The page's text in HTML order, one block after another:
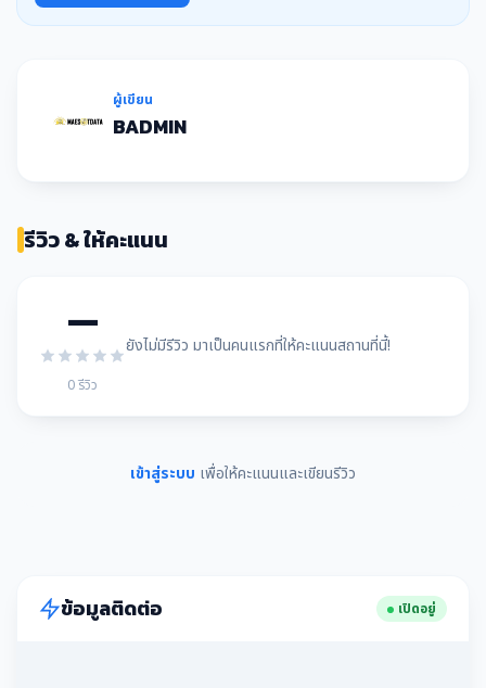
ผู้เขียน
BADMIN
รีวิว & ให้คะแนน
—
0 รีวิว
ยังไม่มีรีวิว มาเป็นคนแรกที่ให้คะแนนสถานที่นี้!
เข้าสู่ระบบ เพื่อให้คะแนนและเขียนรีวิว
ข้อมูลติดต่อ เปิดอยู่